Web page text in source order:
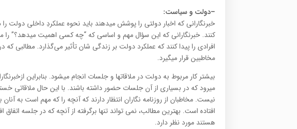
–دولت و سیاست:
خبرنگارانی که اخبار دولتی را پوشش میدهند باید نحوه عملکردِ داخلی دولت
کنند. خبرنگارانی که این سؤال مهم و اساسی که “چه کسی اهمیت میدهد؟” را
افرادی را پیدا کنند که عملکرد دولت بر زندگی شان تأثیر می‌گذارد. مطالبی که
مخاطبین قرار میگیرد.
بیشتر کار مربوط به دولت در ملاقاتها و جلسات انجام میشود. بنابراین
میرود که در بسیاری از آن جلسات حضور داشته باشند. با این حال ملاقاتی
نیست. مخاطبان از روزنامه نگاران انتظار دارند که آنچه را که مهم است به
افتاده است. بهترین مطالب، نمی تواند تنها برگرفته از آنچه که در جلسه اتفاق
هستند مورد نظر دارد.